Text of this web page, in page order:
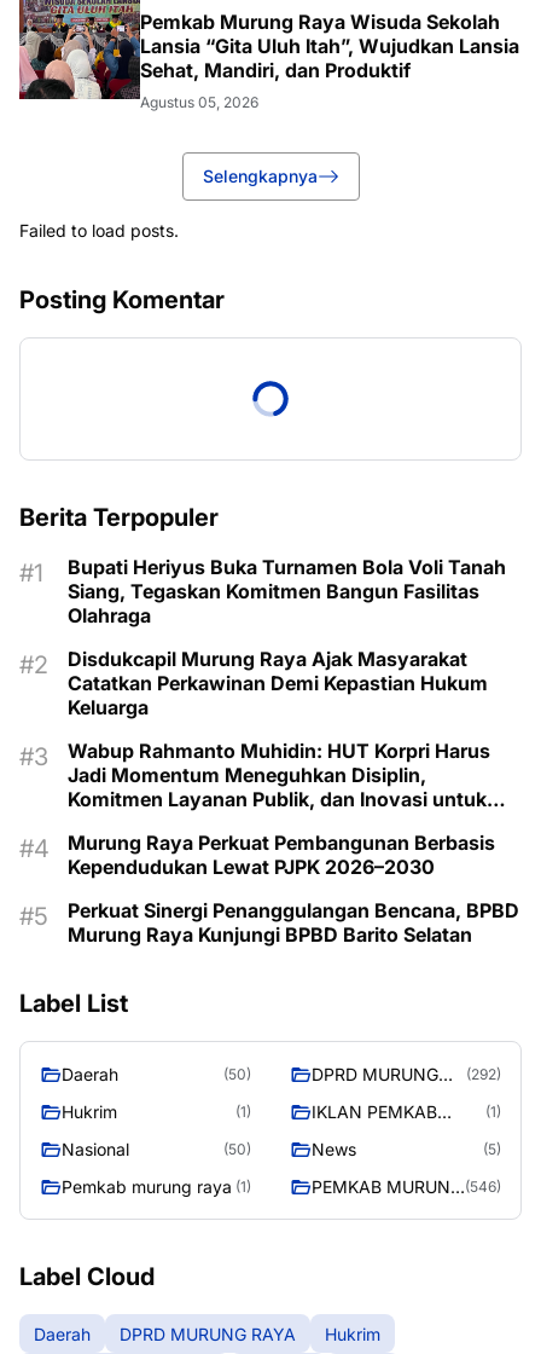
Pemkab Murung Raya Wisuda Sekolah
Lansia “Gita Uluh Itah”, Wujudkan Lansia
Sehat, Mandiri, dan Produktif
Agustus 05, 2026
Selengkapnya
Failed to load posts.
Posting Komentar
Berita Terpopuler
Bupati Heriyus Buka Turnamen Bola Voli Tanah
Siang, Tegaskan Komitmen Bangun Fasilitas
Olahraga
Disdukcapil Murung Raya Ajak Masyarakat
Catatkan Perkawinan Demi Kepastian Hukum
Keluarga
Wabup Rahmanto Muhidin: HUT Korpri Harus
Jadi Momentum Meneguhkan Disiplin,
Komitmen Layanan Publik, dan Inovasi untuk
Murung Raya Perkuat Pembangunan Berbasis
Kependudukan Lewat PJPK 2026–2030
Perkuat Sinergi Penanggulangan Bencana, BPBD
Murung Raya Kunjungi BPBD Barito Selatan
Label List
Daerah (50)
DPRD MURUNG
RAYA
(292)
Hukrim (1)
IKLAN PEMKAB
MURA
(1)
Nasional (50) News (5)
Pemkab murung raya (1)
PEMKAB MURUNG (546)
Label Cloud
Daerah DPRD MURUNG RAYA
Hukrim